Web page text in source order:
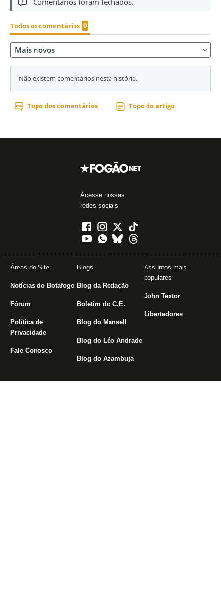
Acesse nossas
redes sociais
Áreas do Site
Notícias do Botafogo
Fórum
Política de
Privacidade
Fale Conosco
Blogs
Blog da Redação
Boletim do C.E.
Blog do Mansell
Blog do Léo Andrade
Blog do Azambuja
Assuntos mais
populares
John Textor
Libertadores